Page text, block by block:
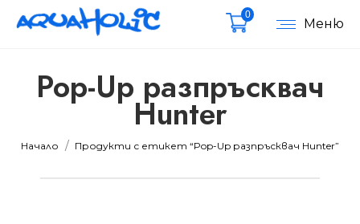
Меню
0
Pop-Up разпръсквач
Hunter
Вие сте тук:
Начало Продукти с етикет “Pop-Up разпръсквач Hunter”